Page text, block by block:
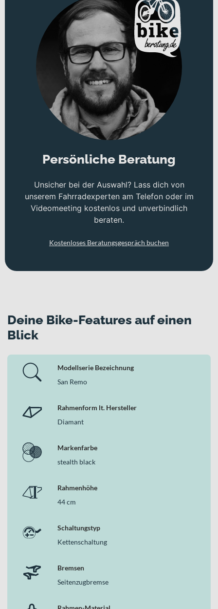
Persönliche Beratung
Unsicher bei der Auswahl? Lass dich von
unserem Fahrradexperten am Telefon oder im
Videomeeting kostenlos und unverbindlich
beraten.
Kostenloses Beratungsgespräch buchen
Deine Bike-Features auf einen
Blick
Modellserie Bezeichnung
San Remo
Rahmenform lt. Hersteller
Diamant
Markenfarbe
stealth black
Rahmenhöhe
44 cm
Schaltungstyp
Kettenschaltung
Bremsen
Seitenzugbremse